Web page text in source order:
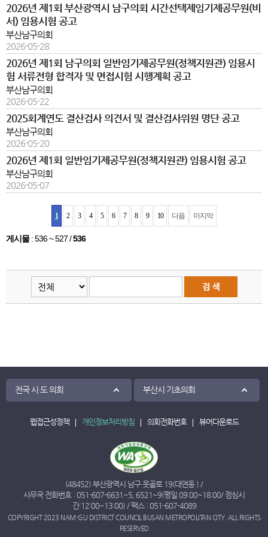
2026년 제1회 부산광역시 남구의회 시간선택제임기제공무원(비
서) 임용시험 공고
부산남구의회
2026-05-28
2026년 제1회 남구의회 일반임기제공무원(정책지원관) 임용시
험 서류전형 합격자 및 면접시험 시행계획 공고
부산남구의회
2026-05-22
2025회계연도 결산검사 의견서 및 결산검사위원 명단 공고
부산남구의회
2026-05-20
2026년 제1회 일반임기제공무원(정책지원관) 임용시험 공고
부산남구의회
2026-05-07
1 2 3 4 5 6 7 8 9 10 다음 마지막
게시물: 536 ~ 527 /536
전국 시·도 의회 부산시 기초의회
웹접근성정책 개인정보처리방침 의회전화번호 뷰어다운로드
(48452) 부산광역시 남구 못골로 19(대연동 ) /
사무국 전화번호 : 051-607-6631 ~5 6521 ~9(평일 09:00~18:00/ 점심시
간:12:00~13:00) / 팩스 : 051-607-4089
COPYRIGHT 2023 NAM-GU DISTRICT COUNCIL BUSAN METROPOLITAN CITY. ALL RIGHTS
RESERVED